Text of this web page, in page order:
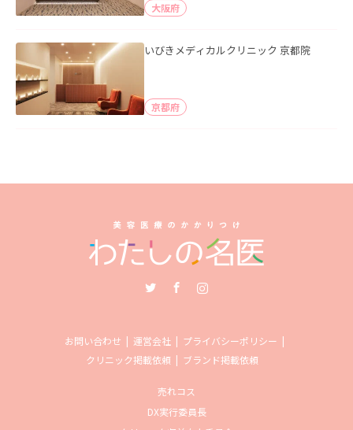
大阪府
いびきメディカルクリニック 京都院
京都府
お問い合わせ 運営会社
プライバシーポリシー
クリニック掲載依頼
ブランド掲載依頼
売れコス
DX実行委員長